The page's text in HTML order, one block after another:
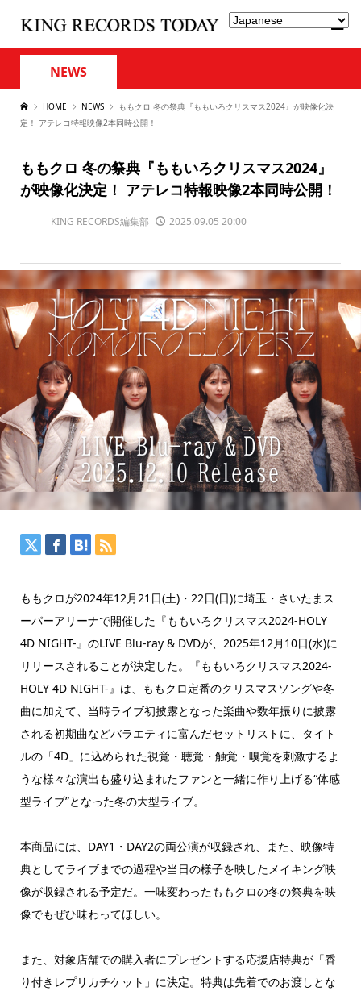
NEWS
HOME NEWS
ももクロ 冬の祭典『ももいろクリスマス2024』が映像化決
定！ アテレコ特報映像2本同時公開！
ももクロ 冬の祭典『ももいろクリスマス2024』
が映像化決定！ アテレコ特報映像2本同時公開！
KING RECORDS編集部 2025.09.05 20:00
ももクロが2024年12月21日(土)・22日(日)に埼玉・さいたまス
ーパーアリーナで開催した『ももいろクリスマス2024-HOLY
4D NIGHT-』のLIVE Blu-ray & DVDが、2025年12月10日(水)に
リリースされることが決定した。『ももいろクリスマス2024-
HOLY 4D NIGHT-』は、ももクロ定番のクリスマスソングや冬
曲に加えて、当時ライブ初披露となった楽曲や数年振りに披露
される初期曲などバラエティに富んだセットリストに、タイト
ルの「4D」に込められた視覚・聴覚・触覚・嗅覚を刺激するよ
うな様々な演出も盛り込まれたファンと一緒に作り上げる“体感
型ライブ”となった冬の大型ライブ。
本商品には、DAY1・DAY2の両公演が収録され、また、映像特
典としてライブまでの過程や当日の様子を映したメイキング映
像が収録される予定だ。一味変わったももクロの冬の祭典を映
像でもぜひ味わってほしい。
また、対象店舗での購入者にプレゼントする応援店特典が「香
り付きレプリカチケット」に決定。特典は先着でのお渡しとな